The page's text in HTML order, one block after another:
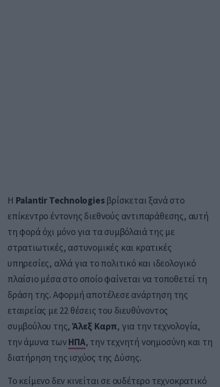
Η Palantir Technologies βρίσκεται ξανά στο
επίκεντρο έντονης διεθνούς αντιπαράθεσης, αυτή
τη φορά όχι μόνο για τα συμβόλαιά της με
στρατιωτικές, αστυνομικές και κρατικές
υπηρεσίες, αλλά για το πολιτικό και ιδεολογικό
πλαίσιο μέσα στο οποίο φαίνεται να τοποθετεί τη
δράση της. Αφορμή αποτέλεσε ανάρτηση της
εταιρείας με 22 θέσεις του διευθύνοντος
συμβούλου της, Άλεξ Καρπ, για την τεχνολογία,
την άμυνα τωνΗΠΑ, την τεχνητή νοημοσύνη και τη
διατήρηση της ισχύος της Δύσης.
Το κείμενο δεν κινείται σε ουδέτερο τεχνοκρατικό